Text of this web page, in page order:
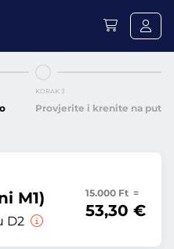
KORAK 3
Provjerite i krenite na put
M1)
D2
15.000 Ft =
53,30 €